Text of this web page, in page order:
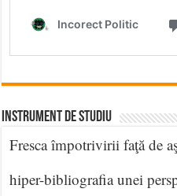
INSTRUMENT DE STUDIU
Fresca împotrivirii faţă de
hiper-bibliografia unei